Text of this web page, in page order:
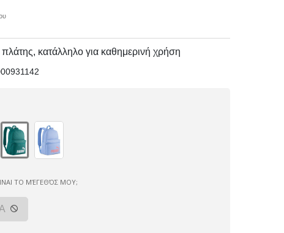
πλάτης, κατάλληλο για καθημερινή χρήση
ΤΟ ΜΈΓΕΘΌΣ ΜΟΥ;